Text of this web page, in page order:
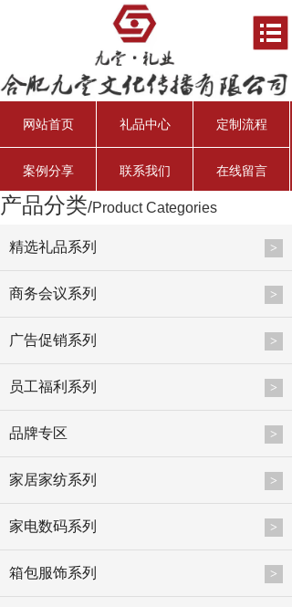
网站首页 礼品中心 定制流程
案例分享 联系我们 在线留言
资产管理经理 行业分析师 资深投资总监
产品分类/Product Categories
精选礼品系列 >
商务会议系列 >
广告促销系列 >
员工福利系列 >
品牌专区 >
家居家纺系列 >
家电数码系列 >
箱包服饰系列 >